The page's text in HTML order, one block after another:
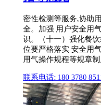
密性检测等服务,协助
全。加强 用户安全用
识。（十一）强化餐
位要严格落实 安全用
用气操作规程等规章制
联系电话: 180 3780